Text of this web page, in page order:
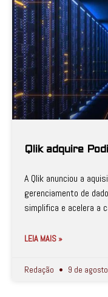
Qlik adquire
A Qlik anunciou a
gerenciamento de
simplifica e acelera a
LEIA MAIS »
Redação 9 de